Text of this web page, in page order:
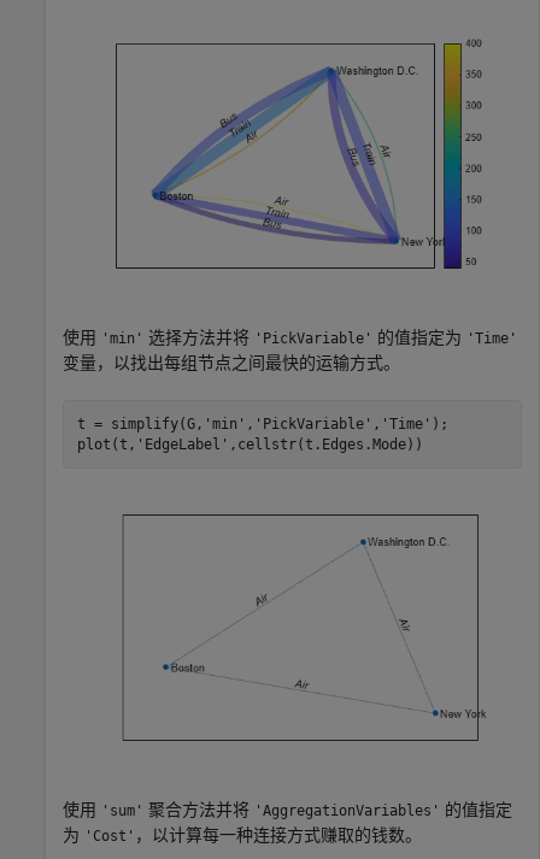
使用 'min' 选择方法并将 'PickVariable' 的值指定为 'Time'
变量，以找出每组节点之间最快的运输方式。
t = simplify(G, 'min' , 'PickVariable' , 'Time' );
plot(t, 'EdgeLabel' ,cellstr(t.Edges.Mode))
使用 'sum' 聚合方法并将 'AggregationVariables' 的值指定
为 'Cost' ，以计算每一种连接方式赚取的钱数。